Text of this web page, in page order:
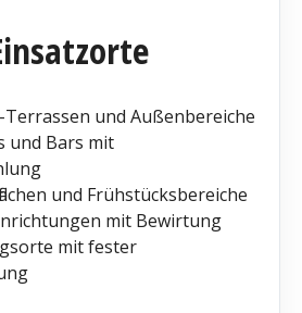
und Außenbereiche
und Bars mit
und Frühstücksbereiche
mit Bewirtung
mit fester